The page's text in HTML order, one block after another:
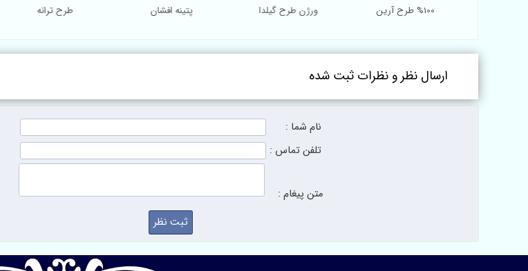
طرح ترانه
پتینه افشان
ورژن طرح گیلدا
100% طرح آرین
ارسال نظر و نظرات ثبت شده
نام شما :
تلفن تماس :
متن پیغام :